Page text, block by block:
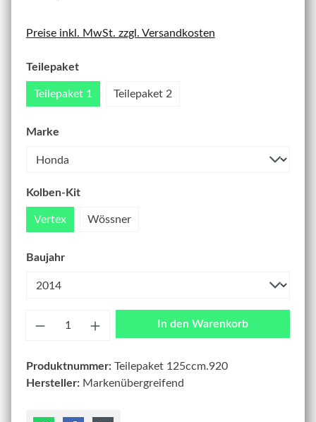
Preise inkl. MwSt. zzgl. Versandkosten
Teilepaket
Teilepaket 1 Teilepaket 2
Marke
Kolben-Kit
Vertex Wössner
Baujahr
In den Warenkorb
Produktnummer: Teilepaket 125ccm.920
Hersteller: Markenübergreifend